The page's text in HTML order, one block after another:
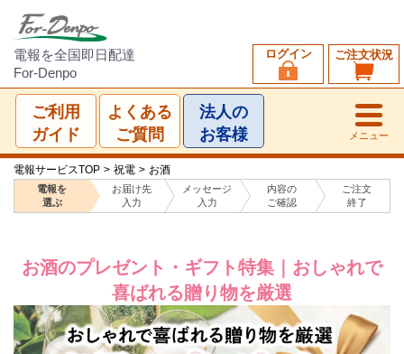
電報を全国即日配達
For-Denpo
ご注文状況
ログイン
ご利用
ガイド
よくある
ご質問
法人の
お客様
メニュー
電報サービスTOP > 祝電 > お酒
電報を
選ぶ
お届け先
入力
メッセージ
入力
内容の
ご確認
ご注文
終了
お酒のプレゼント・ギフト特集｜おしゃれで
喜ばれる贈り物を厳選